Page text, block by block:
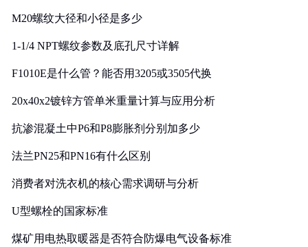
M20螺纹大径和小径是多少
1-1/4 NPT螺纹参数及底孔尺寸详解
F1010E是什么管？能否用3205或3505代换
20x40x2镀锌方管单米重量计算与应用分析
抗渗混凝土中P6和P8膨胀剂分别加多少
法兰PN25和PN16有什么区别
消费者对洗衣机的核心需求调研与分析
U型螺栓的国家标准
煤矿用电热取暖器是否符合防爆电气设备标准